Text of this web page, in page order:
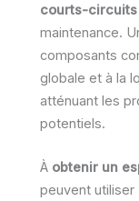
courts-circuits
maintenance.
composants
globale et à la
atténuant les
potentiels.
À obtenir un
peuvent utiliser